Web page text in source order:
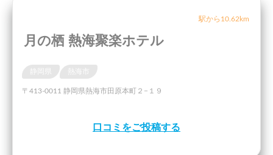
駅から10.62km
月の栖 熱海聚楽ホテル
〒413-0011 静岡県熱海市田原本町２−１９
口コミをご投稿する